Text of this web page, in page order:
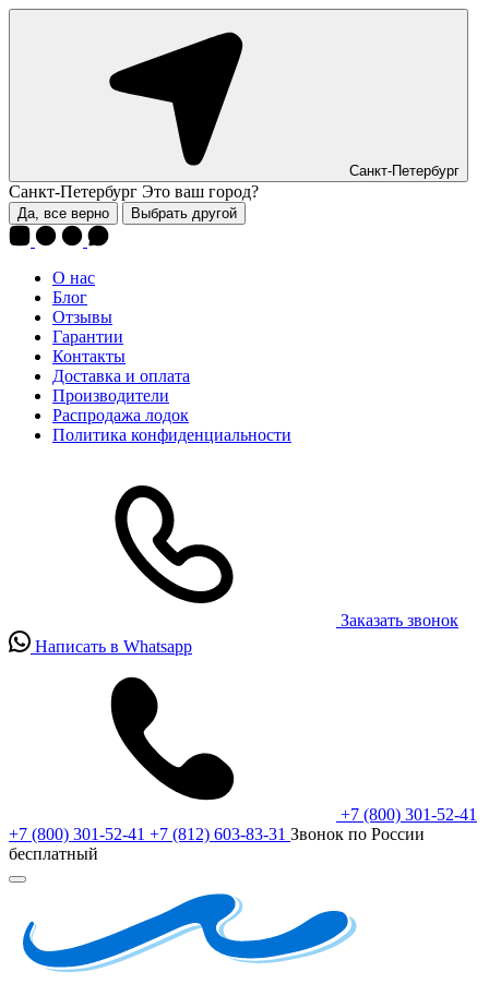
Санкт-Петербург
Санкт-Петербург Это ваш город?
Да, все верно Выбрать другой
О нас
Блог
Отзывы
Гарантии
Контакты
Доставка и оплата
Производители
Распродажа лодок
Политика конфиденциальности
Заказать звонок
Написать в Whatsapp
+7 (800) 301-52-41
+7 (800) 301-52-41 +7 (812) 603-83-31 Звонок по России
бесплатный